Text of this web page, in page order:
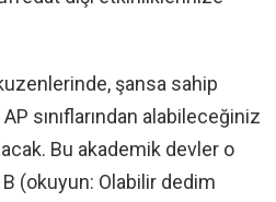
şansa sahip
sınıflarından alabileceğiniz
Bu akademik devler o
(okuyun: Olabilir dedim